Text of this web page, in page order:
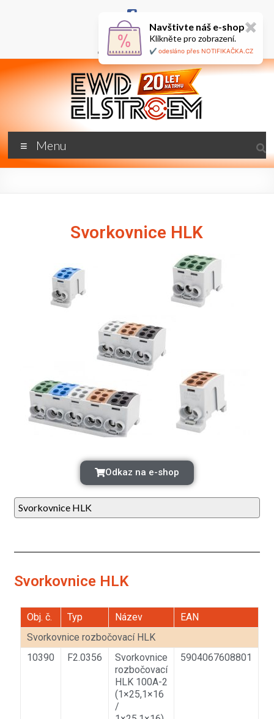
+420 777 687 800
ewd@ewdel.cz
🇬🇧
Menu
Svorkovnice HLK
Odkaz na e-shop
Svorkovnice HLK
Svorkovnice HLK
Obj. č. Typ Název
EAN
Svorkovnice rozbočovací HLK
10390
F2.0356
Svorkovnice
rozbočovací
HLK 100A-2
(1×25,1×16
/
5904067608801
Navštivte náš e-shop✖
Klikněte pro zobrazení.
✔️ odesláno přes NOTIFIKAČKA.CZ